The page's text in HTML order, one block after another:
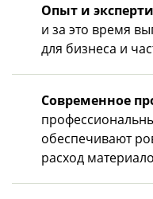
Опыт и
и за это время
для бизнеса и
Современное
обеспечивают
расход